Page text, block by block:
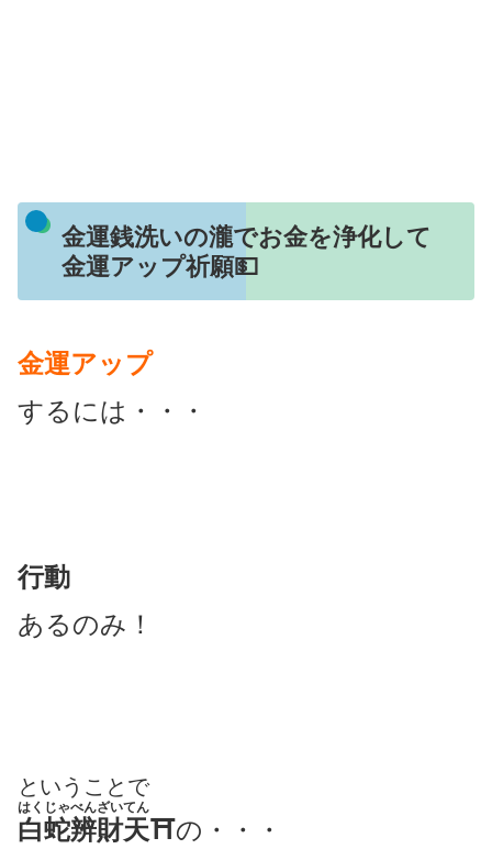
金運銭洗いの瀧でお金を浄化して
金運アップ祈願💵
金運アップ
するには・・・
行動
あるのみ！
ということで
白蛇辨財天
はくじゃべんざいてん
⛩の・・・